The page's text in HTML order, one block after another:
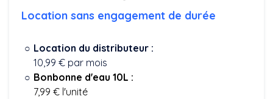
Location sans engagement de durée
Location du distributeur :
10,99 € par mois
Bonbonne d'eau 10L :
7,99 € l'unité